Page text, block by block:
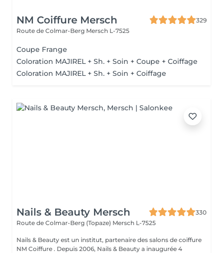
NM Coiffure Mersch
329
Route de Colmar-Berg Mersch L-7525
Coupe Frange
Coloration MAJIREL + Sh. + Soin + Coupe + Coiffage
Coloration MAJIREL + Sh. + Soin + Coiffage
Nails & Beauty Mersch
330
Route de Colmar-Berg (Topaze) Mersch L-7525
Nails & Beauty est un institut, partenaire des salons de coiffure
NM Coiffure . Depuis 2006, Nails & Beauty a inaugurée 4